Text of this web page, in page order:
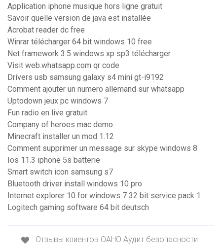
Application iphone musique hors ligne gratuit
Savoir quelle version de java est installée
Acrobat reader dc free
Winrar télécharger 64 bit windows 10 free
Net framework 3.5 windows xp sp3 télécharger
Visit web.whatsapp.com qr code
Drivers usb samsung galaxy s4 mini gt-i9192
Comment ajouter un numero allemand sur whatsapp
Uptodown jeux pc windows 7
Fun radio en live gratuit
Company of heroes mac demo
Minecraft installer un mod 1.12
Comment supprimer un message sur skype windows 8
Ios 11.3 iphone 5s batterie
Smart switch icon samsung s7
Bluetooth driver install windows 10 pro
Internet explorer 10 for windows 7 32 bit service pack 1
Logitech gaming software 64 bit deutsch
Отзывы клиентов ОАНО Аудит безопасности